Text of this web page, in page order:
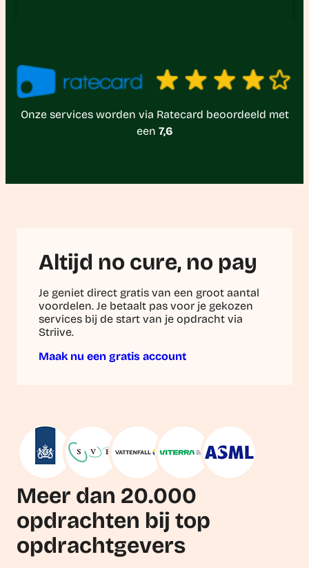
Onze services worden via Ratecard beoordeeld met
een 7,6
Altijd no cure, no pay
Je geniet direct gratis van een groot aantal
voordelen. Je betaalt pas voor je gekozen
services bij de start van je opdracht via
Striive.
Maak nu een gratis account
Meer dan 20.000
opdrachten bij top
opdrachtgevers